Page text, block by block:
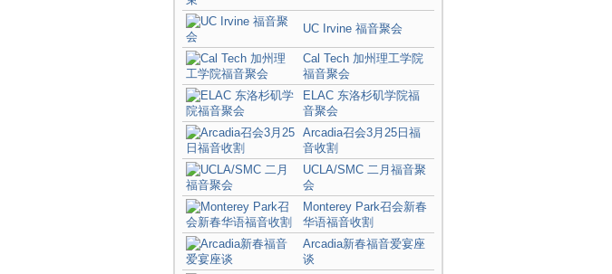
UC Irvine 福音聚会
Cal Tech 加州理工学院
福音聚会
ELAC 东洛杉矶学院福
音聚会
Arcadia召会3月25日福
音收割
UCLA/SMC 二月福音聚
会
Monterey Park召会新春
华语福音收割
Arcadia新春福音爱宴座
谈